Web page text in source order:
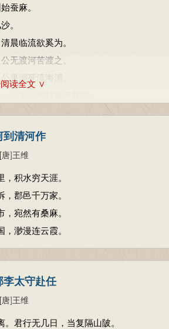
蚕麻。
。
晨临流欲奚为。
无渡河苦渡之。
果溺死流海湄。
读全文 ∨
到清河作
[唐]王维
积水穷天涯。
，郡邑千万家。
宛然有桑麻。
，渺漫连云霞。
李太守赴任
[唐]王维
君行无几日，当复隔山陂。